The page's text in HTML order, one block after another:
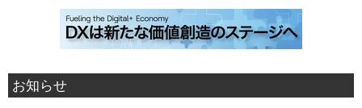
お知らせ